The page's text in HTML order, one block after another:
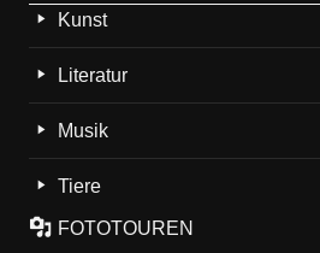
Kunst
Literatur
Musik
Tiere
FOTOTOUREN